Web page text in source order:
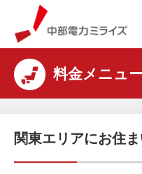
中
料金メニュ
関東エリアにお住